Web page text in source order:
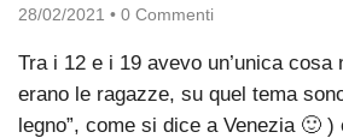
28/02/2021 • 0 Commenti
Tra i 12 e i 19 avevo un’unica cosa
erano le ragazze, su quel tema
legno”, come si dice a Venezia 🙂